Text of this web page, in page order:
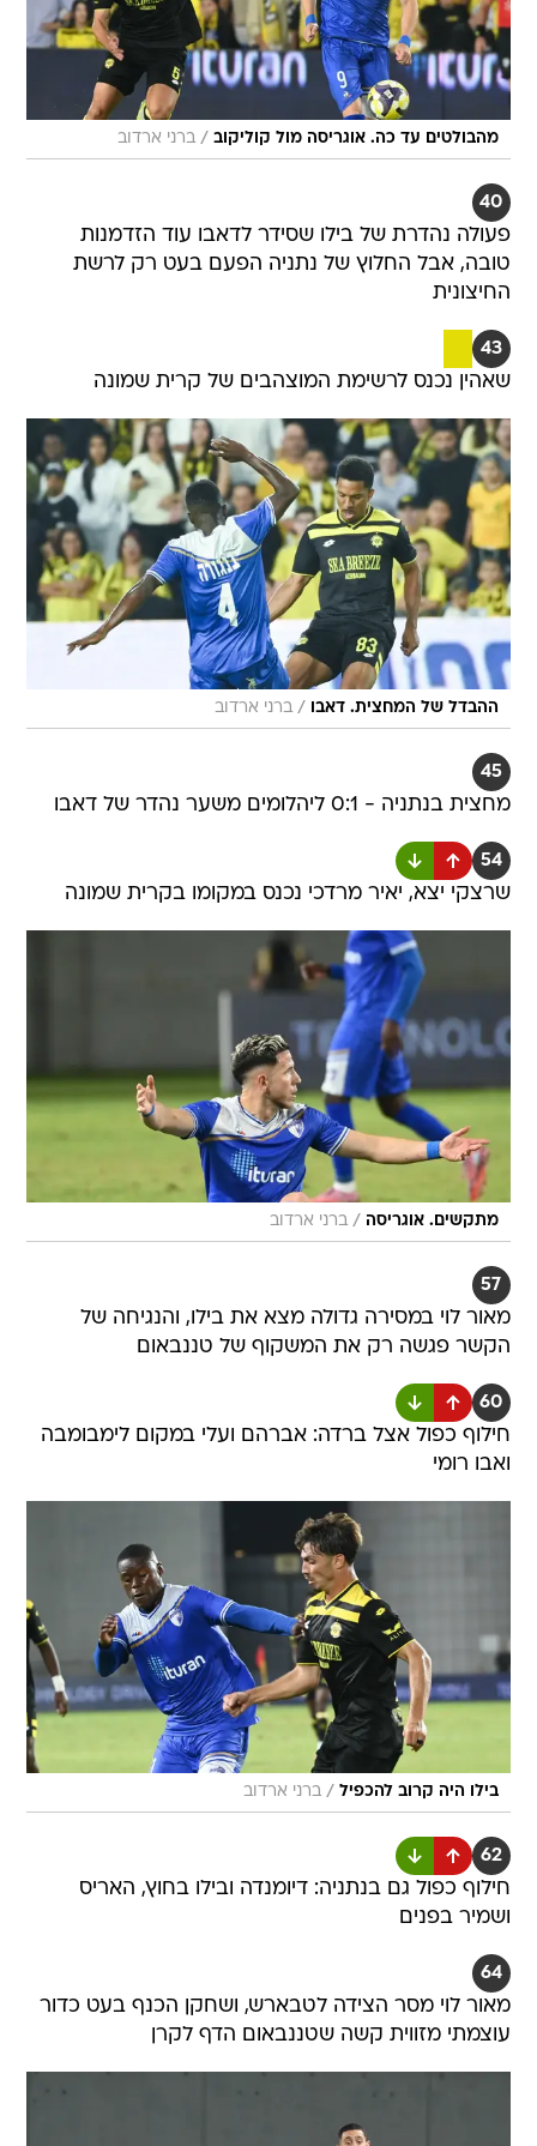
מהבולטים עד כה. אוגריסה מול קוליקוב / ברני ארדוב
40
פעולה נהדרת של בילו שסידר לדאבו עוד הזדמנות
טובה, אבל החלוץ של נתניה הפעם בעט רק לרשת
החיצונית
43
שאהין נכנס לרשימת המוצהבים של קרית שמונה
ההבדל של המחצית. דאבו / ברני ארדוב
45
מחצית בנתניה - 0:1 ליהלומים משער נהדר של דאבו
54
שרצקי יצא, יאיר מרדכי נכנס במקומו בקרית שמונה
מתקשים. אוגריסה / ברני ארדוב
57
מאור לוי במסירה גדולה מצא את בילו, והנגיחה של
הקשר פגשה רק את המשקוף של טננבאום
60
חילוף כפול אצל ברדה: אברהם ועלי במקום לימבומבה
ואבו רומי
בילו היה קרוב להכפיל / ברני ארדוב
62
חילוף כפול גם בנתניה: דיומנדה ובילו בחוץ, האריס
ושמיר בפנים
64
מאור לוי מסר הצידה לטבארש, ושחקן הכנף בעט כדור
עוצמתי מזווית קשה שטננבאום הדף לקרן